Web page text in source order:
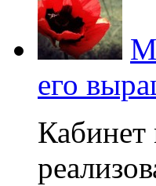
его
Кабинет